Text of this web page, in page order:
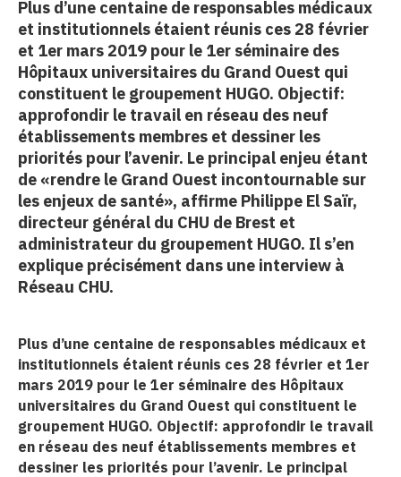
écologique
CONNECTÉ
d’info
l’éditeur
Plus d’une centaine de responsables médicaux
et institutionnels étaient réunis ces 28 février
et 1er mars 2019 pour le 1er séminaire des
Hôpitaux universitaires du Grand Ouest qui
constituent le groupement HUGO. Objectif:
approfondir le travail en réseau des neuf
établissements membres et dessiner les
priorités pour l’avenir. Le principal enjeu étant
de «rendre le Grand Ouest incontournable sur
les enjeux de santé», affirme Philippe El Saïr,
directeur général du CHU de Brest et
administrateur du groupement HUGO. Il s’en
explique précisément dans une interview à
Réseau CHU.
Plus d’une centaine de responsables médicaux et
institutionnels étaient réunis ces 28 février et 1er
mars 2019 pour le 1er séminaire des Hôpitaux
universitaires du Grand Ouest qui constituent le
groupement HUGO. Objectif: approfondir le travail
en réseau des neuf établissements membres et
dessiner les priorités pour l’avenir. Le principal